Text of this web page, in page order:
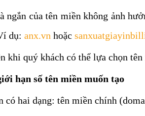
ngắn của tên miền không ảnh
dụ: anx.vn hoặc
khi quý khách có thể lựa chọn
hạn số tên miền muốn tạo
có hai dạng: tên miền chính